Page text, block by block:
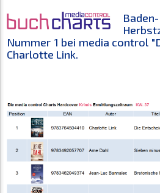
Nummer 1 bei media control
Charlotte Link.